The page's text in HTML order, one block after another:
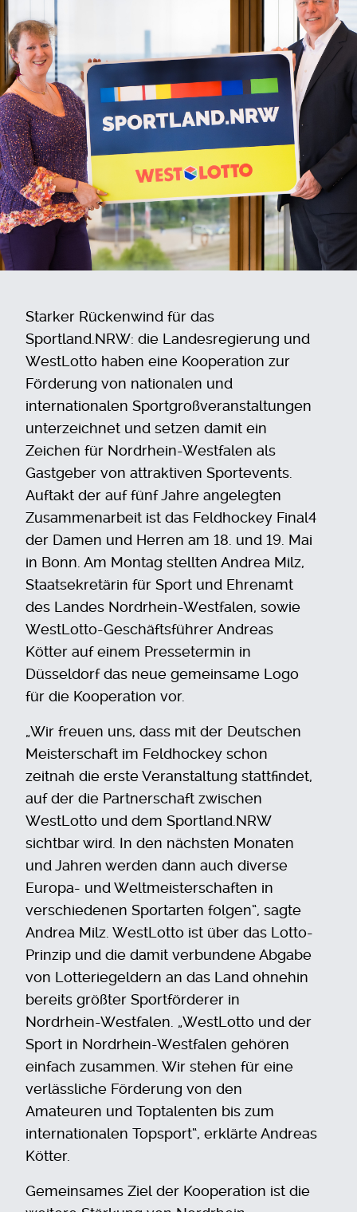
Starker Rückenwind für das
Sportland.NRW: die Landesregierung und
WestLotto haben eine Kooperation zur
Förderung von nationalen und
internationalen Sportgroßveranstaltungen
unterzeichnet und setzen damit ein
Zeichen für Nordrhein-Westfalen als
Gastgeber von attraktiven Sportevents.
Auftakt der auf fünf Jahre angelegten
Zusammenarbeit ist das Feldhockey Final4
der Damen und Herren am 18. und 19. Mai
in Bonn. Am Montag stellten Andrea Milz,
Staatsekretärin für Sport und Ehrenamt
des Landes Nordrhein-Westfalen, sowie
WestLotto-Geschäftsführer Andreas
Kötter auf einem Pressetermin in
Düsseldorf das neue gemeinsame Logo
für die Kooperation vor.
„Wir freuen uns, dass mit der Deutschen
Meisterschaft im Feldhockey schon
zeitnah die erste Veranstaltung stattfindet,
auf der die Partnerschaft zwischen
WestLotto und dem Sportland.NRW
sichtbar wird. In den nächsten Monaten
und Jahren werden dann auch diverse
Europa- und Weltmeisterschaften in
verschiedenen Sportarten folgen“, sagte
Andrea Milz. WestLotto ist über das Lotto-
Prinzip und die damit verbundene Abgabe
von Lotteriegeldern an das Land ohnehin
bereits größter Sportförderer in
Nordrhein-Westfalen. „WestLotto und der
Sport in Nordrhein-Westfalen gehören
einfach zusammen. Wir stehen für eine
verlässliche Förderung von den
Amateuren und Toptalenten bis zum
internationalen Topsport“, erklärte Andreas
Kötter.
Gemeinsames Ziel der Kooperation ist die